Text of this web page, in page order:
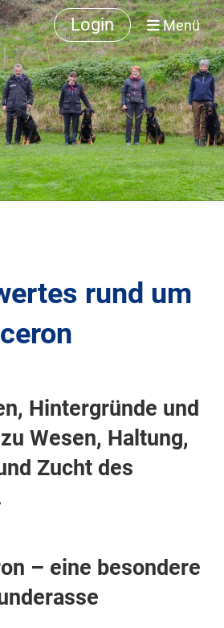
Login Menü
rund um
Hintergründe und
Wesen, Haltung,
Zucht des
– eine besondere